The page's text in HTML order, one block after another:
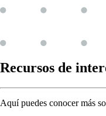
Recursos de
Aquí puedes conocer más